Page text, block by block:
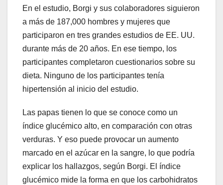
En el estudio, Borgi y sus colaboradores siguieron
a más de 187,000 hombres y mujeres que
participaron en tres grandes estudios de EE. UU.
durante más de 20 años. En ese tiempo, los
participantes completaron cuestionarios sobre su
dieta. Ninguno de los participantes tenía
hipertensión al inicio del estudio.
Las papas tienen lo que se conoce como un
índice glucémico alto, en comparación con otras
verduras. Y eso puede provocar un aumento
marcado en el azúcar en la sangre, lo que podría
explicar los hallazgos, según Borgi. El índice
glucémico mide la forma en que los carbohidratos